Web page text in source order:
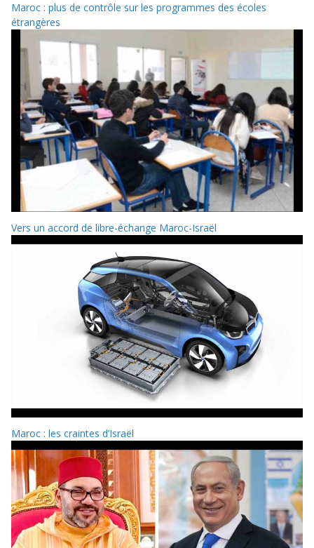
Maroc : plus de contrôle sur les programmes des écoles
étrangères
Vers un accord de libre-échange Maroc-Israël
Maroc : les craintes d’Israël